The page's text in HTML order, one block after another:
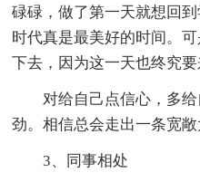
碌碌，做了第一天就想回
时代真是最美好的时间。
下去，因为这一天也终究要
对给自己点信心，多
劲。相信总会走出一条宽敞
3、同事相处